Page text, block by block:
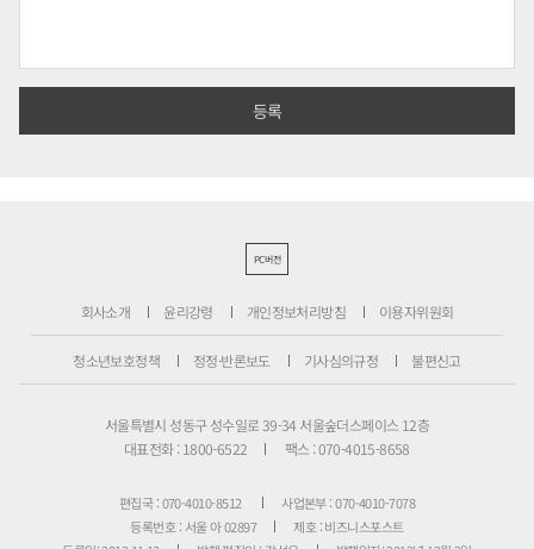
PC버전
회사소개 윤리강령 개인정보처리방침 이용자위원회
청소년보호정책 정정·반론보도 기사심의규정 불편신고
서울특별시 성동구 성수일로 39-34 서울숲더스페이스 12층
대표전화 : 1800-6522
팩스 : 070-4015-8658
편집국 : 070-4010-8512
사업본부 : 070-4010-7078
등록번호 : 서울 아 02897
제호 : 비즈니스포스트